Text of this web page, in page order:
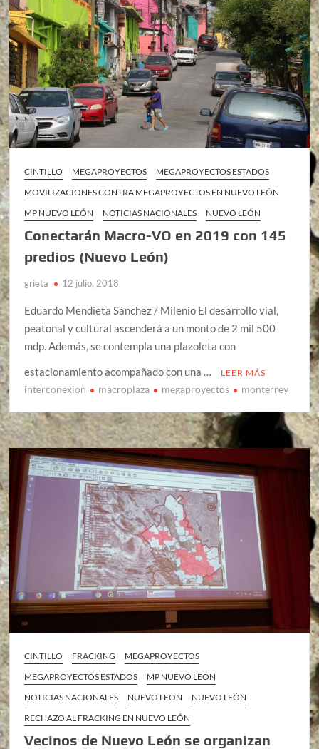
CINTILLO MEGAPROYECTOS
MEGAPROYECTOS ESTADOS
MOVILIZACIONES CONTRA MEGAPROYECTOS EN NUEVO LEÓN
MP NUEVO LEÓN
NOTICIAS NACIONALES NUEVO LEÓN
Conectarán Macro-VO en 2019 con 145
predios (Nuevo León)
grieta 12 julio, 2018
Eduardo Mendieta Sánchez / Milenio El desarrollo vial,
peatonal y cultural ascenderá a un monto de 2 mil 500
mdp. Además, se contempla una plazoleta con
estacionamiento acompañado con una …
LEER MÁS
interconexion macroplaza megaproyectos monterrey
CINTILLO FRACKING
MEGAPROYECTOS
MEGAPROYECTOS ESTADOS
MP NUEVO LEÓN
NOTICIAS NACIONALES
NUEVO LEON
NUEVO LEÓN
RECHAZO AL FRACKING EN NUEVO LEÓN
Vecinos de Nuevo León se organizan